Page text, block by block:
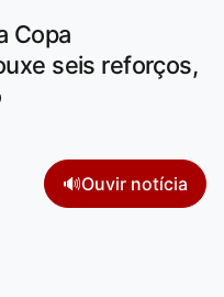
Copa
seis reforços,
🔊Ouvir notícia